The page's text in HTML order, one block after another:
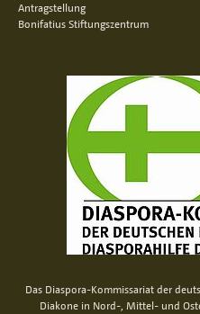
Antragstellung
Bonifatius Stiftungszentrum
Das Diaspora-Kommissariat der
Diakone in Nord-, Mittel- und